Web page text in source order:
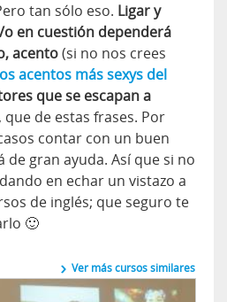
tan sólo eso. Ligar y
en cuestión dependerá
acento(si no nos crees
acentos más sexys del
que se escapan a
, que de estas frases. Por
contar con un buen
de gran ayuda. Así que si no
en echar un vistazo a
de inglés; que seguro te
🙂
Ver más cursos similares